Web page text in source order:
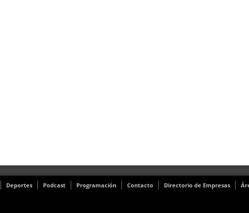
Deportes Podcast Programación Contacto Directorio de Empresas